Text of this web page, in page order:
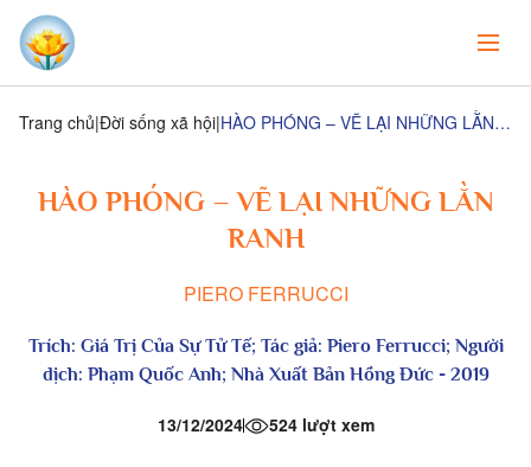
Trang chủ Đời sống xã hội HÀO PHÓNG – VẼ LẠI NHỮNG LẰN RANH
HÀO PHÓNG – VẼ LẠI NHỮNG LẰN
RANH
PIERO FERRUCCI
Trích: Giá Trị Của Sự Tử Tế; Tác giả: Piero Ferrucci; Người
dịch: Phạm Quốc Anh; Nhà Xuất Bản Hồng Đức- 2019
13/12/2024 524 lượt xem